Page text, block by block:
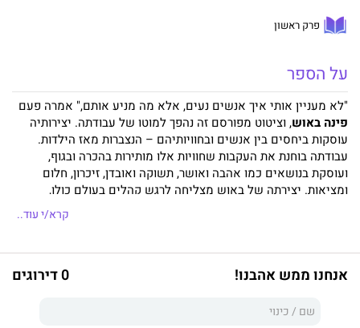
פרק ראשון
על הספר
"לא מעניין אותי איך אנשים נעים, אלא מה מניע אותם," אמרה פעם
פינה באוש, וציטוט מפורסם זה נהפך למוטו של עבודתה. יצירותיה
עוסקות ביחסים בין אנשים ובחוויותיהם – הנצברות מאז הילדות.
עבודתה בוחנת את העקבות שחוויות אלו מותירות בהכרה ובגוף,
ועוסקת בנושאים כמו אהבה ואושר, תשוקה ואובדן, זיכרון, חלום
ומציאות. יצירתה של באוש מצליחה לרגש קהלים בעולם כולו,
בנגיעתה הבלתי נשכחת באישי, באינטימי ובאנושי, ולמרות התנכרותה
המוצהרת לערכי הבלט הקלסי יש בה יופי רב ושפע דימויים מפתיעים
לבמה, ונעשה עוד עד לאהבה. "לרקוד, לרקוד, אחרת אנחנו אבודים,"
אמרה נערה צוענייה לבאוש, והמשפט הותיר רושם בל יימחה
הקיומית המלווה את עבודתו של תיאטרון המחול מוופרטל. היכן
קרא/י עוד..
אנחנו ממש אהבנו! 0 דירוגים